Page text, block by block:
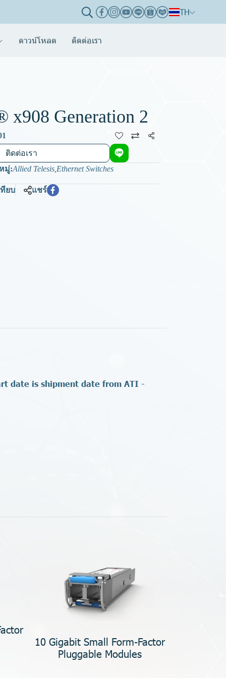
TH
ดาวน์โหลด ติดต่อเรา
x908 Generation 2
แชร์
ติดต่อเรา
มู่:Allied Telesis Ethernet Switches
ทียบ แชร์
date is shipment date from ATI -
10 Gigabit Small Form-Factor
Pluggable Modules